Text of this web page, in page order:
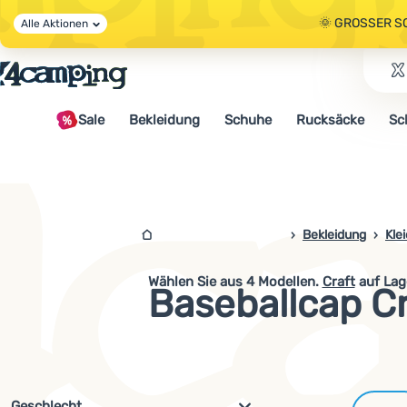
🌞 GROSSER
🤫 - 10 % AUF
🌞 GROSSER
Alle Aktionen
Sale Bekleidung Schuhe Rucksäcke
4campingshop.de
Bekleidung
Baseballcap
Wählen Sie aus 4 Modellen. Craftauf